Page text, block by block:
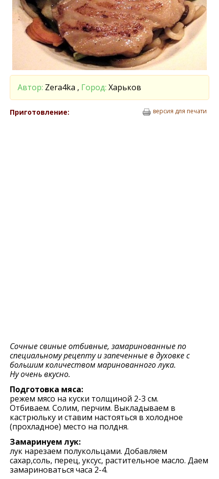
Автор: Zera4ka , Город: Харьков
Приготовление: версия для печати
Сочные свиные отбивные, замаринованные по
специальному рецепту и запеченные в духовке с
большим количеством маринованного лука.
Ну очень вкусно.
Подготовка мяса:
режем мясо на куски толщиной 2-3 см.
Отбиваем. Солим, перчим. Выкладываем в
кастрюльку и ставим настояться в холодное
(прохладное) место на полдня.
Замаринуем лук:
лук нарезаем полукольцами. Добавляем
сахар,соль, перец, уксус, растительное масло. Даем
замариноваться часа 2-4.